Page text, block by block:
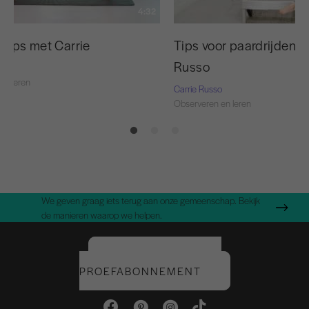
met Carrie
leren
Tips voor paardrijden
Russo
Carrie Russo
Observeren en leren
We geven graag iets terug aan onze gemeenschap. Bekijk
de manieren waarop we helpen.
PROEFABONNEMENT